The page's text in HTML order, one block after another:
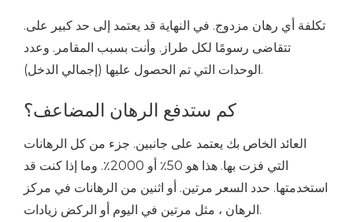
تكلفة أي رهان مزدوج. في النهاية قد يعتمد إلى حد كبير على.
تتقاضى رسومًا لكل طراز. وأنت بسبب المقامر. وعدد
الوحدات التي تم الحصول عليها (إجمالي الدخل).
كم ستدفع الرهان المضاعف؟
العائد الخاص بك يعتمد على جانبين. جزء من كل الرهانات
التي فزت بها. هذا هو 50٪ أو 2000٪. وما إذا كنت قد
استخدمتها. حدد السعر مرتين. أو اثنين من الرهانات في مركز
الرهان ، مثل مرتين في اليوم أو الركض زيادات.